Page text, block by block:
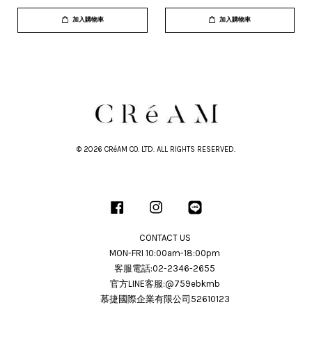
加入購物車 加入購物車
© 2026 CRéAM CO. LTD. ALL RIGHTS RESERVED.
Facebook Instagram
CONTACT US
MON-FRI 10:00am-18:00pm
客服電話:02-2346-2655
官方LINE客服:@759ebkmb
慕捷國際企業有限公司52610123